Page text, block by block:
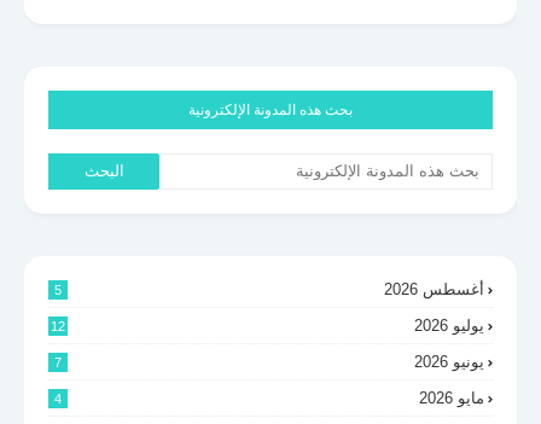
بحث هذه المدونة الإلكترونية
أغسطس 2026 5
يوليو 2026 12
يونيو 2026 7
مايو 2026 4